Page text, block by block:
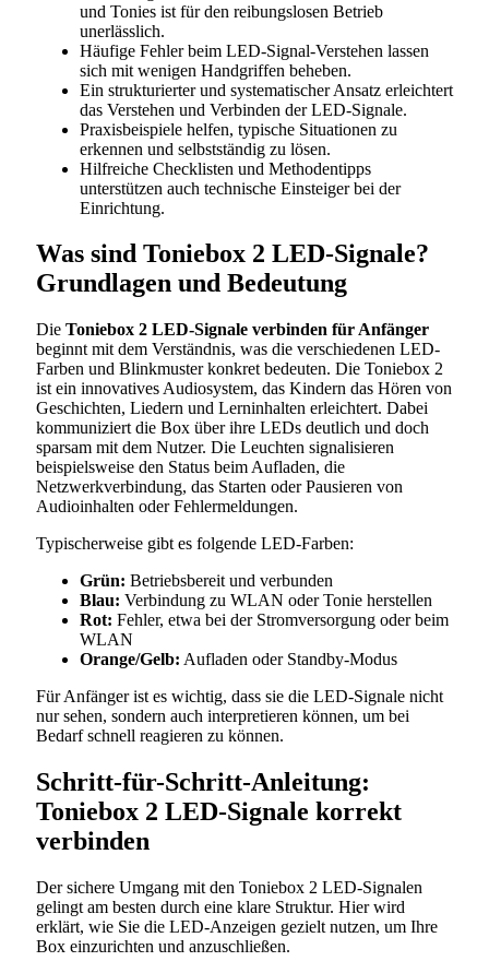
und Tonies ist für den reibungslosen Betrieb
unerlässlich.
Häufige Fehler beim LED-Signal-Verstehen lassen
sich mit wenigen Handgriffen beheben.
Ein strukturierter und systematischer Ansatz erleichtert
das Verstehen und Verbinden der LED-Signale.
Praxisbeispiele helfen, typische Situationen zu
erkennen und selbstständig zu lösen.
Hilfreiche Checklisten und Methodentipps
unterstützen auch technische Einsteiger bei der
Einrichtung.
Was sind Toniebox 2 LED-Signale?
Grundlagen und Bedeutung
Die Toniebox 2 LED-Signale verbinden für Anfänger
beginnt mit dem Verständnis, was die verschiedenen LED-
Farben und Blinkmuster konkret bedeuten. Die Toniebox 2
ist ein innovatives Audiosystem, das Kindern das Hören von
Geschichten, Liedern und Lerninhalten erleichtert. Dabei
kommuniziert die Box über ihre LEDs deutlich und doch
sparsam mit dem Nutzer. Die Leuchten signalisieren
beispielsweise den Status beim Aufladen, die
Netzwerkverbindung, das Starten oder Pausieren von
Audioinhalten oder Fehlermeldungen.
Typischerweise gibt es folgende LED-Farben:
Grün: Betriebsbereit und verbunden
Blau: Verbindung zu WLAN oder Tonie herstellen
Rot: Fehler, etwa bei der Stromversorgung oder beim
WLAN
Orange/Gelb: Aufladen oder Standby-Modus
Für Anfänger ist es wichtig, dass sie die LED-Signale nicht
nur sehen, sondern auch interpretieren können, um bei
Bedarf schnell reagieren zu können.
Schritt-für-Schritt-Anleitung:
Toniebox 2 LED-Signale korrekt
verbinden
Der sichere Umgang mit den Toniebox 2 LED-Signalen
gelingt am besten durch eine klare Struktur. Hier wird
erklärt, wie Sie die LED-Anzeigen gezielt nutzen, um Ihre
Box einzurichten und anzuschließen.